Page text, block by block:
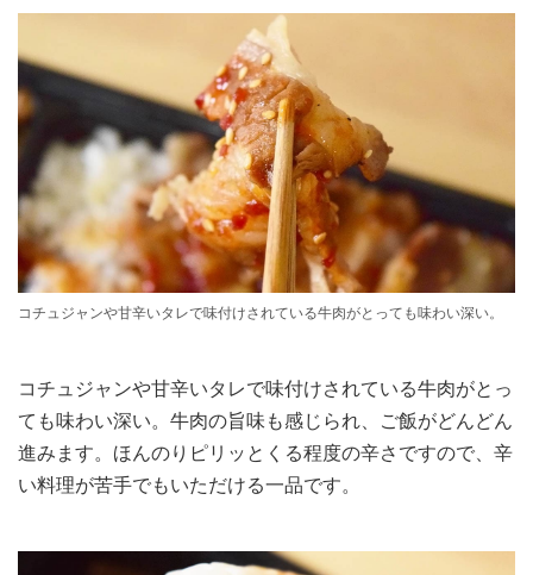
コチュジャンや甘辛いタレで味付けされている牛肉がとっても味わい深い。
コチュジャンや甘辛いタレで味付けされている牛肉がとっ
ても味わい深い。牛肉の旨味も感じられ、ご飯がどんどん
進みます。ほんのりピリッとくる程度の辛さですので、辛
い料理が苦手でもいただける一品です。